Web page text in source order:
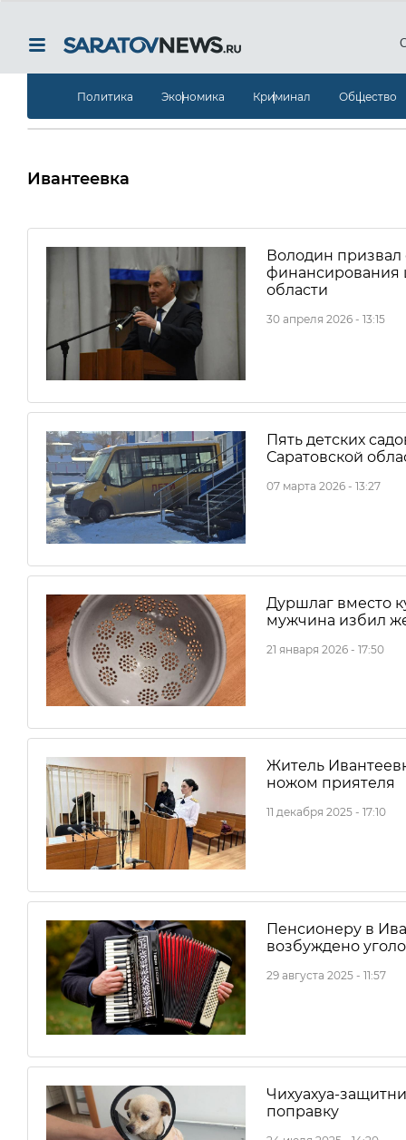
Политика Экономика Криминал Общество
Ивантеевка
Володин призвал
финансирования
области
30 апреля 2026 - 13:15
Пять детских
Саратовской
07 марта 2026 - 13:27
Дуршлаг вместо
мужчина избил
21 января 2026 - 17:50
Житель
ножом приятеля
11 декабря 2025 - 17:10
Пенсионеру в
возбуждено
29 августа 2025 - 11:57
Чихуахуа-
поправку